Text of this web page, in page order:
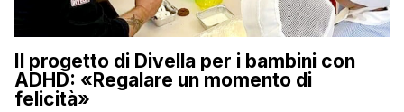
Il progetto di Divella per i bambini con
ADHD: «Regalare un momento di
felicità»